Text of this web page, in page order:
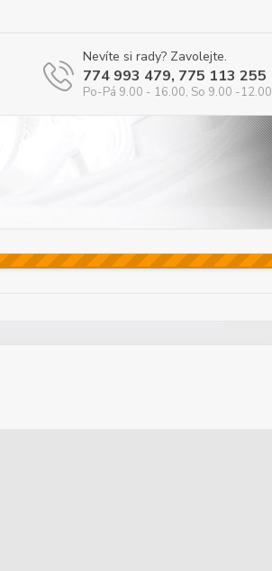
Nevíte si rady? Zavolejte.
774 993 479, 775 113 255
Po-Pá 9.00 - 16.00, So 9.00 -12.00